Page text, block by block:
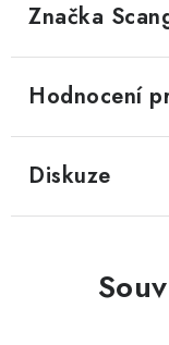
Značka
Hodnocení
Diskuze